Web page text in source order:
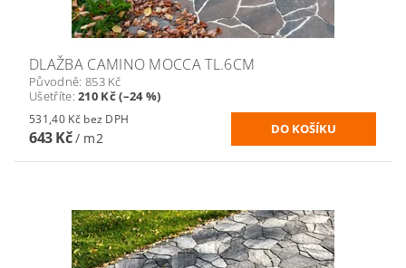
DLAŽBA CAMINO MOCCA TL.6CM
Původně: 853 Kč
Ušetříte:210 Kč (–24 %)
531,40 Kč bez DPH
643 Kč/ m2